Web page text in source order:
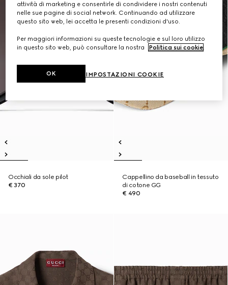
Occhiali da sole pilot
€ 370
Cappellino da baseball in tessuto
di cotone GG
€ 490
attività di marketing e consentirle di condividere i nostri contenuti
nelle sue pagine di social network. Continuando ad utilizzare
questo sito web, lei accetta le presenti condizioni d'uso.
Per maggiori informazioni su queste tecnologie e sul loro utilizzo
in questo sito web, può consultare la nostra
Politica sui cookie.
IMPOSTAZIONI COOKIE
OK